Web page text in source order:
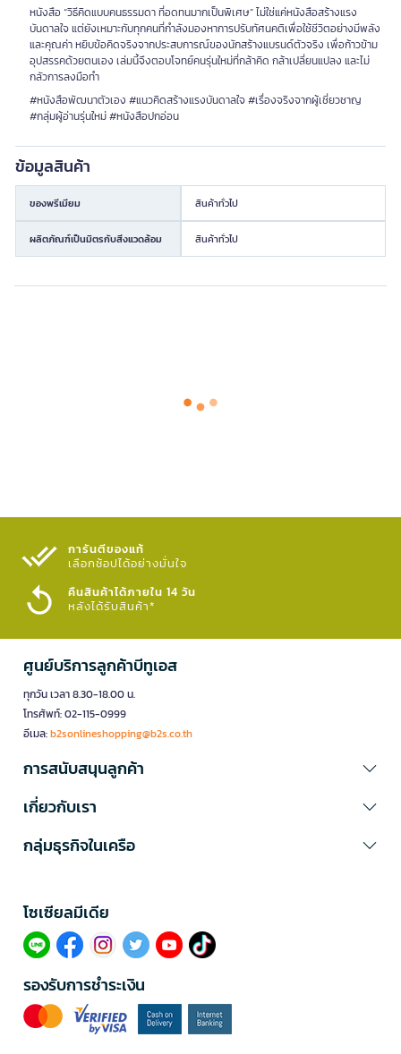
หนังสือ “วิธีคิดแบบคนธรรมดา ที่อดทนมากเป็นพิเศษ” ไม่ใช่แค่หนังสือสร้างแรง
บันดาลใจ แต่ยังเหมาะกับทุกคนที่กำลังมองหาการปรับทัศนคติเพื่อใช้ชีวิตอย่างมีพลัง
และคุณค่า หยิบข้อคิดจริงจากประสบการณ์ของนักสร้างแบรนด์ตัวจริง เพื่อก้าวข้าม
อุปสรรคด้วยตนเอง เล่มนี้จึงตอบโจทย์คนรุ่นใหม่ที่กล้าคิด กล้าเปลี่ยนแปลง และไม่
กลัวการลงมือทำ
#หนังสือพัฒนาตัวเอง #แนวคิดสร้างแรงบันดาลใจ #เรื่องจริงจากผู้เชี่ยวชาญ
#กลุ่มผู้อ่านรุ่นใหม่ #หนังสือปกอ่อน
ข้อมูลสินค้า
ของพรีเมียม สินค้าทั่วไป
ผลิตภัณฑ์เป็นมิตรกับสิ่งแวดล้อม สินค้าทั่วไป
การันตีของแท้
เลือกช้อปได้อย่างมั่นใจ​
คืนสินค้าได้ภายใน 14 วัน
หลังได้รับสินค้า*
ศูนย์บริการลูกค้าบีทูเอส
ทุกวัน เวลา 8.30-18.00 น.
โทรศัพท์: 02-115-0999
อีเมล:b2sonlineshopping@b2s.co.th
การสนับสนุนลูกค้า
เกี่ยวกับเรา
กลุ่มธุรกิจในเครือ
โซเซียลมีเดีย​
รองรับการชำระเงิน